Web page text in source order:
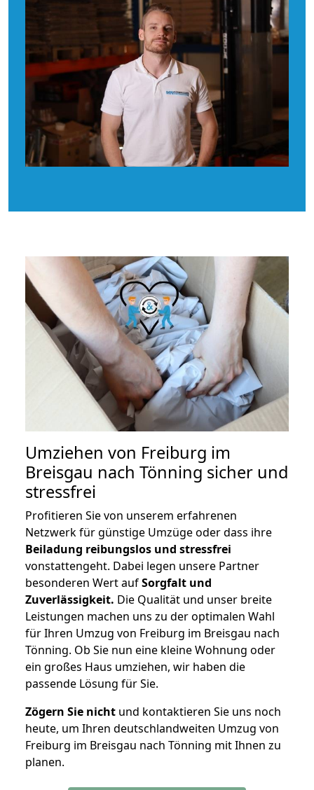
Umziehen von Freiburg im
Breisgau nach Tönning sicher und
stressfrei
Profitieren Sie von unserem erfahrenen
Netzwerk für günstige Umzüge oder dass ihre
Beiladung reibungslos und stressfrei
vonstattengeht. Dabei legen unsere Partner
besonderen Wert aufSorgfalt und
Zuverlässigkeit. Die Qualität und unser breite
Leistungen machen uns zu der optimalen Wahl
für Ihren Umzug von Freiburg im Breisgau nach
Tönning. Ob Sie nun eine kleine Wohnung oder
ein großes Haus umziehen, wir haben die
passende Lösung für Sie.
Zögern Sie nicht und kontaktieren Sie uns noch
heute, um Ihren deutschlandweiten Umzug von
Freiburg im Breisgau nach Tönning mit Ihnen zu
planen.